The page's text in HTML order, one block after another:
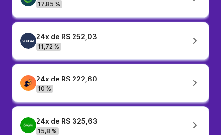
17,85 %
24x de R$ 252,03
11,72 %
24x de R$ 222,60
10 %
24x de R$ 325,63
15,8 %